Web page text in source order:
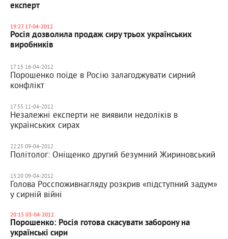
експерт
19:27 17-04-2012
Росія дозволила продаж сиру трьох українських
виробників
17:15 16-04-2012
Порошенко поїде в Росію залагоджувати сирний
конфлікт
17:55 11-04-2012
Незалежні експерти не виявили недоліків в
українських сирах
22:25 09-04-2012
Політолог: Оніщенко другий безумний Жириновський
15:20 09-04-2012
Голова Росспоживнагляду розкрив «підступний задум»
у сирній війні
20:15 03-04-2012
Порошенко: Росія готова скасувати заборону на
українські сири